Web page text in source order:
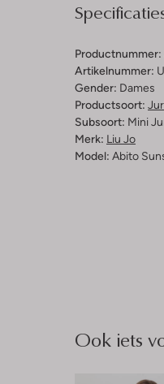
Productnummer:
Artikelnummer:
Gender: Dames
Productsoort:
Subsoort: Mini
Merk: Liu Jo
Model: Abito
Ook iets